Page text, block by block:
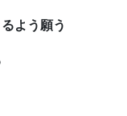
よう願う